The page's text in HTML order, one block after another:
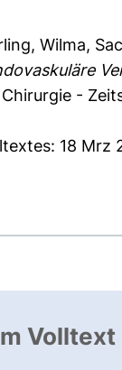
Wilma,
-
18 Mrz
Volltext